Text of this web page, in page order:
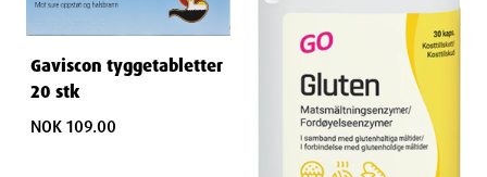
Gaviscon tyggetabletter
20 stk
NOK 109.00